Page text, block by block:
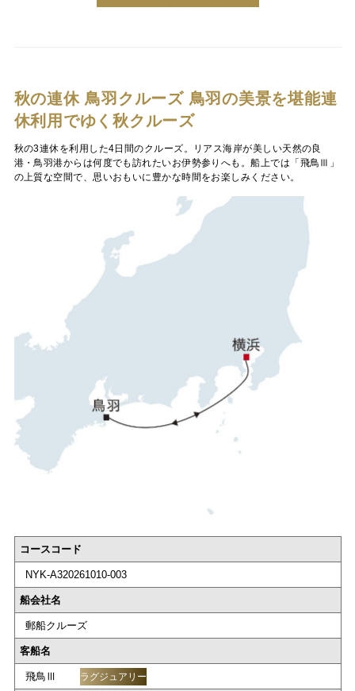
秋の連休 鳥羽クルーズ 鳥羽の美景を堪能連
休利用でゆく秋クルーズ
秋の3連休を利用した4日間のクルーズ。リアス海岸が美しい天然の良
港・鳥羽港からは何度でも訪れたいお伊勢参りへも。船上では「飛鳥Ⅲ」
の上質な空間で、思いおもいに豊かな時間をお楽しみください。
コースコード
NYK-A320261010-003
船会社名
郵船クルーズ
客船名
飛鳥Ⅲ ラグジュアリー